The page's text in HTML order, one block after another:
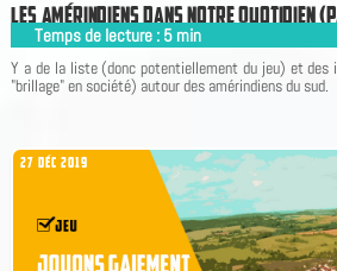
LESAMÉRINDIENSDANSNOTREQUOTIDIEN(P
Temps de lecture : 5 min
Y a de la liste (donc potentiellement du jeu) et des
"brillage" en société) autour des amérindiens du sud.
27 DÉC 2019